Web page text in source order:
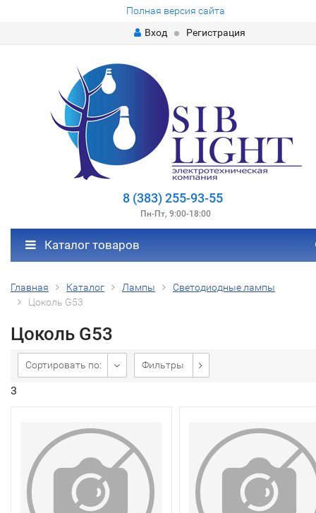
Полная версия сайта
Вход
Регистрация
8 (383) 255-93-55
Пн-Пт, 9:00-18:00
Каталог товаров
Главная Каталог Лампы
Светодиодные лампы
Цоколь G53
Цоколь G53
Сортировать по: Фильтры
3